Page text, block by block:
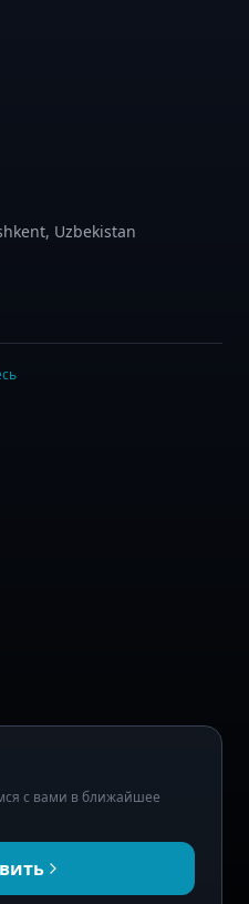
Uzbekistan
с вами в ближайшее